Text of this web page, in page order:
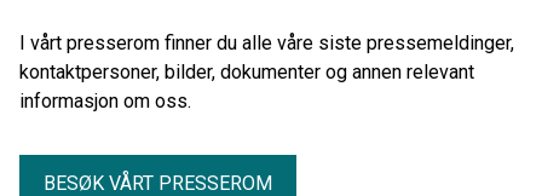
I vårt presserom finner du alle våre siste pressemeldinger,
kontaktpersoner, bilder, dokumenter og annen relevant
informasjon om oss.
BESØK VÅRT PRESSEROM